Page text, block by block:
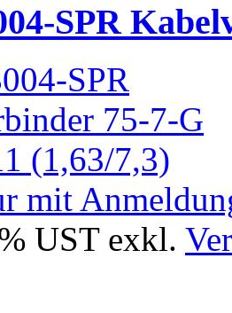
SPR
mit
UST exkl.